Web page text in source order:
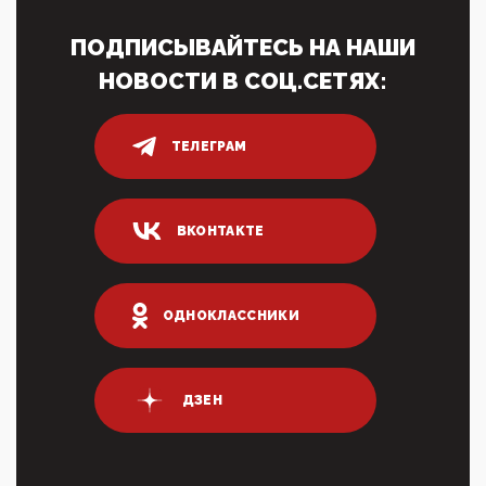
Адмир...
05:52, 10 Апреля 2026
80% сирийцев в ФРГ должны вернуться на родину.
Он это ...
04:47, 10 Апреля 2026
ИНН для переводов по СБП это первый шаг из
логических двухЗаполнение ИНН при любых
переводах по ...
03:35, 10 Апреля 2026
Суммарное вознаграждение менеджменту в 15
крупных банках по итогам 2025 года превысило 63
млрд руб. ...
Террорист и убийца Буданов вальяжно сообщил,
что союзники просили Киев не наносить удары по
энергети...
ПОДПИСЫВАЙТЕСЬ НА НАШИ
НОВОСТИ В СОЦ.СЕТЯХ:
ТЕЛЕГРАМ
ВКОНТАКТЕ
ОДНОКЛАССНИКИ
ДЗЕН